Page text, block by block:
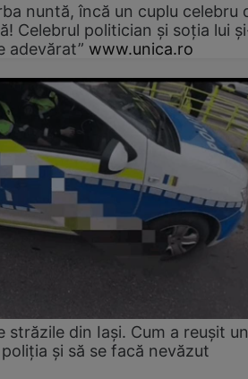
nuntă, încă un cuplu celebru
Celebrul politician și soția lui
adevărat” www.unica.ro
străzile din Iași. Cum a reușit un
și să se facă nevăzut